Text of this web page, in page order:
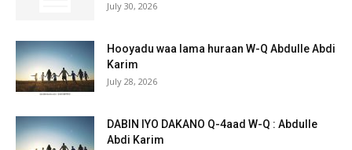
July 30, 2026
Hooyadu waa lama huraan W-Q Abdulle Abdi
Karim
July 28, 2026
DABIN IYO DAKANO Q-4aad W-Q : Abdulle
Abdi Karim